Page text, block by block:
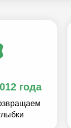
года